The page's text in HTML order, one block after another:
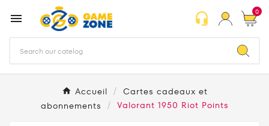
 headset_mic 0
Accueil
Cartes cadeaux et
abonnements
Valorant 1950 Riot Points